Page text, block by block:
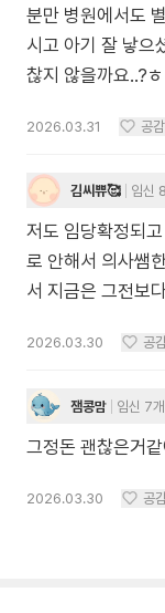
분만 병원에서도
시고 아기 잘 낳으
찮지 않을까요..?ㅎ
2026.03.31 공
김씨쀼🥰 임신
저도 임당확정되
로 안해서 의사쌤
서 지금은 그전보
2026.03.30 공
잼콩맘 임신 7
그정돈 괜찮은거같
2026.03.30 공